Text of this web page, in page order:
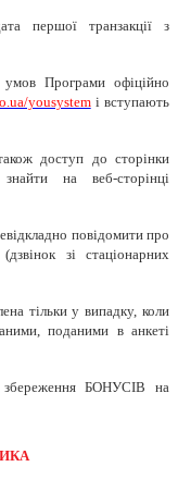
першої транзакції з
Програми офіційно
yousystemі вступають
доступ до сторінки
на веб-сторінці
повідомити про
(дзвінок зі стаціонарних
тільки у випадку, коли
поданими в анкеті
збереження БОНУСІВ на